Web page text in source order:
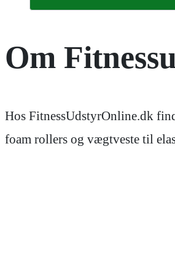
Om
Hos FitnessUdstyrOnline.dk
foam rollers og vægtveste til